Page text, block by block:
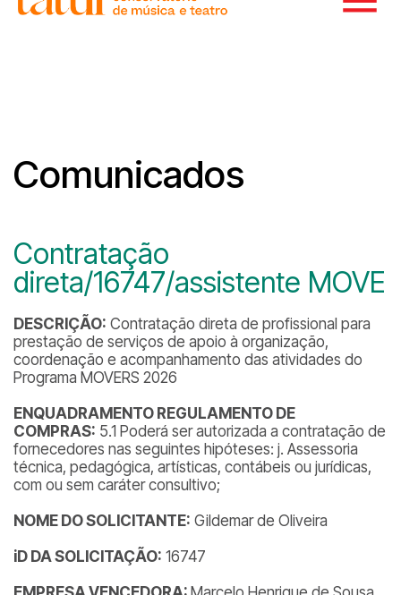
Comunicados
Contratação
direta/16747/assistente MOVE
DESCRIÇÃO: Contratação direta de profissional para
prestação de serviços de apoio à organização,
coordenação e acompanhamento das atividades do
Programa MOVERS 2026
ENQUADRAMENTO REGULAMENTO DE
COMPRAS: 5.1 Poderá ser autorizada a contratação de
fornecedores nas seguintes hipóteses: j. Assessoria
técnica, pedagógica, artísticas, contábeis ou jurídicas,
com ou sem caráter consultivo;
NOME DO SOLICITANTE: Gildemar de Oliveira
iD DA SOLICITAÇÃO: 16747